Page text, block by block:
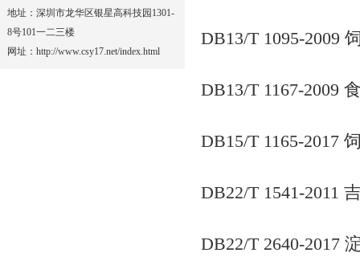
地址：深圳市龙华区银星高科技园1301-
8号101一二三楼
网址：http://www.csy17.net/index.html
DB13/T 1095-2009
DB13/T 1167-2009
DB15/T 1165-2017
DB22/T 1541-2011
DB22/T 2640-2017